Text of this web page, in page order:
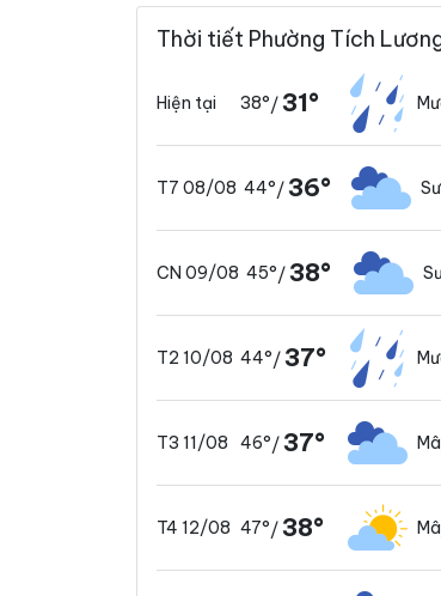
Thời tiết Phường Tích
Hiện tại 38°/31°
T7 08/08 44°/36°
CN 09/08 45°/38°
T2 10/08 44°/37°
T3 11/08 46°/37°
T4 12/08 47°/38°